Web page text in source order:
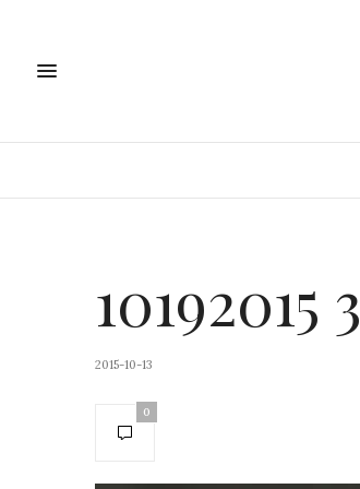
10192015 3
2015-10-13
0